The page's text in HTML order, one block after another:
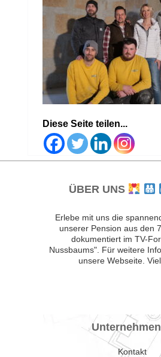
Diese Seite teilen...
ÜBER UNS
Erlebe mit uns die
unserer Pension aus den
dokumentiert im TV-
Nussbaums". Für weitere
unsere Webseite.
Unternehmen
Kontakt